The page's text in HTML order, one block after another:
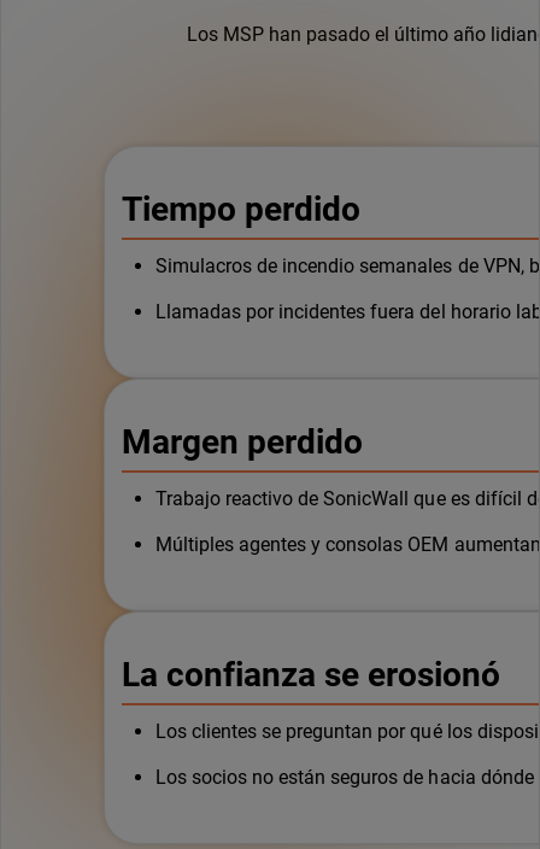
Los MSP han pasado el último año
Tiempo perdido
Simulacros de incendio semanales de VPN,
Llamadas por incidentes fuera del horario
Margen perdido
Trabajo reactivo de SonicWall que es difícil
Múltiples agentes y consolas OEM
La confianza se erosionó
Los clientes se preguntan por qué los
Los socios no están seguros de hacia